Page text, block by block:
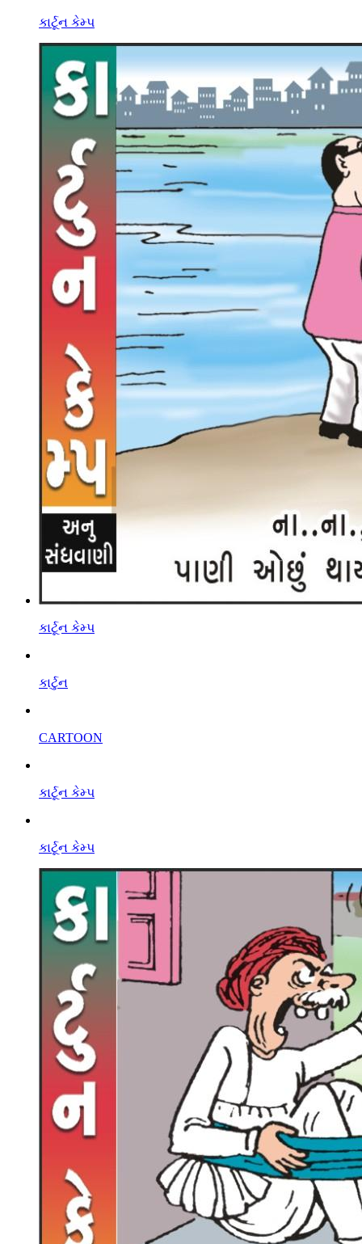
કાર્ટૂન કેમ્પ
કાર્ટૂન કેમ્પ
કાર્ટુન
CARTOON
કાર્ટૂન કેમ્પ
કાર્ટૂન કેમ્પ